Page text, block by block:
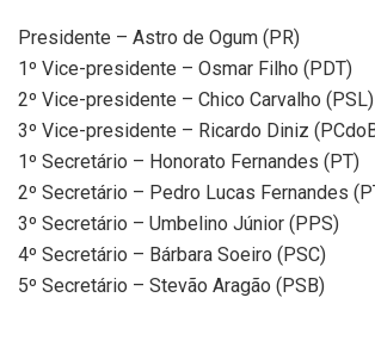
Presidente – Astro de Ogum (PR)
1º Vice-presidente – Osmar Filho (PDT)
2º Vice-presidente – Chico Carvalho (PSL)
3º Vice-presidente – Ricardo Diniz
1º Secretário – Honorato Fernandes (PT)
2º Secretário – Pedro Lucas Fernandes
3º Secretário – Umbelino Júnior (PPS)
4º Secretário – Bárbara Soeiro (PSC)
5º Secretário – Stevão Aragão (PSB)